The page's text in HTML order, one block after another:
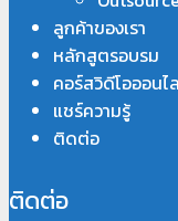
ลูกค้าของเรา
หลักสูตรอบรม
คอร์สวิดีโอออนไ
แชร์ความรู้
ติดต่อ
ติดต่อ